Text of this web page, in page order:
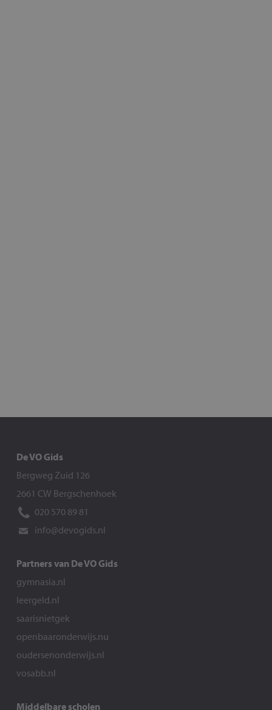
De VO Gids
Bergweg Zuid 126
2661 CW Bergschenhoek
020 570 89 81
info@devogids.nl
Partners van De VO Gids
gymnasia.nl
leergeld.nl
saarisnietgek
openbaaronderwijs.nu
oudersenonderwijs.nl
vosabb.nl
Middelbare scholen